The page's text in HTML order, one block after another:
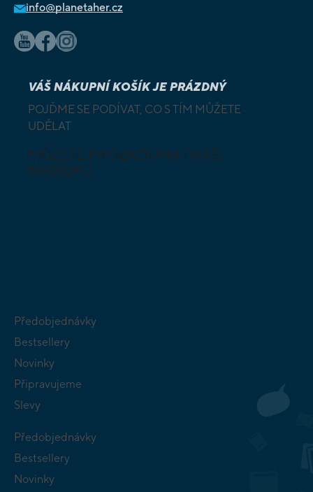
info@planetaher.cz
VÁŠ NÁKUPNÍ KOŠÍK JE PRÁZDNÝ
POJĎME SE PODÍVAT, CO S TÍM MŮŽETE
UDĚLAT
MŮŽETE PROZKOUMAT NAŠI
NABÍDKU
Předobjednávky
Bestsellery
Novinky
Připravujeme
Slevy
Předobjednávky
Bestsellery
Novinky